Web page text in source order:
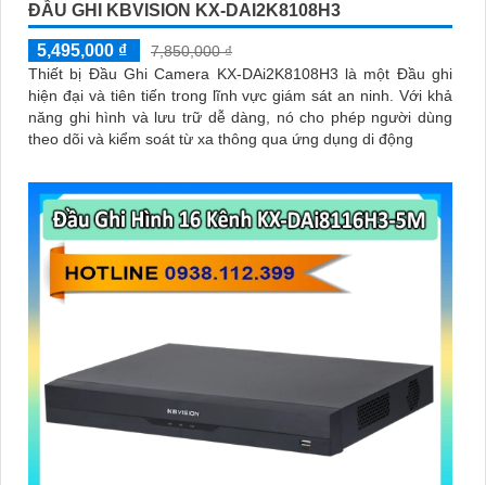
ĐẦU GHI KBVISION KX-DAI2K8108H3
5,495,000 ₫
7,850,000 ₫
Thiết bị Đầu Ghi Camera KX-DAi2K8108H3 là một Đầu ghi
hiện đại và tiên tiến trong lĩnh vực giám sát an ninh. Với khả
năng ghi hình và lưu trữ dễ dàng, nó cho phép người dùng
theo dõi và kiểm soát từ xa thông qua ứng dụng di động